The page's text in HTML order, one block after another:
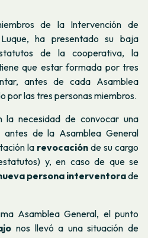
de la Intervención de
ha presentado su baja
de la cooperativa, la
que estar formada por tres
antes de cada Asamblea
por las tres personas miembros.
la necesidad de convocar una
antes de la Asamblea General
la revocación de su cargo
y, en caso de que se
persona interventorade
Asamblea General, el punto
nos llevó a una situación de